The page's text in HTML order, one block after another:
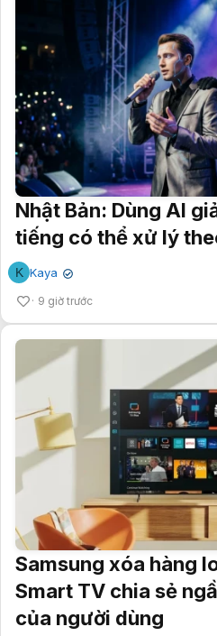
Nhật Bản: Dùng AI
tiếng có thể xử lý
K Kaya ✔
9 giờ trước
Samsung xóa hàng
Smart TV chia sẻ
của người dùng